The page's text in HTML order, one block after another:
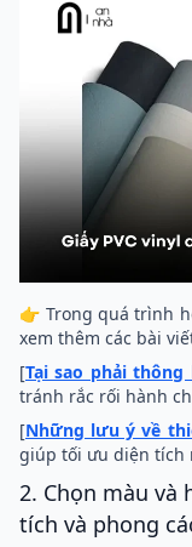
👉 Trong quá trình
xem thêm các bài
[Tại sao phải
tránh rắc rối hành
[Những lưu ý về
giúp tối ưu diện tích
2. Chọn màu
tích và phong